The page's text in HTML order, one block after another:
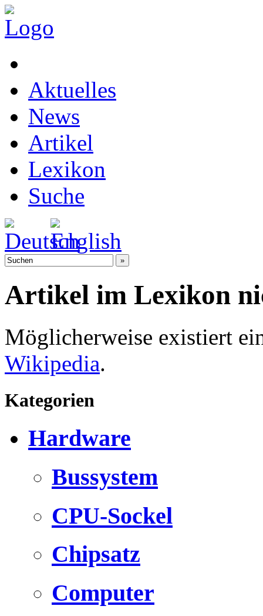
Aktuelles
News
Artikel
Lexikon
Suche
Artikel im Lexikon
Möglicherweise existiert
Wikipedia.
Kategorien
Hardware
Bussystem
CPU-Sockel
Chipsatz
Computer